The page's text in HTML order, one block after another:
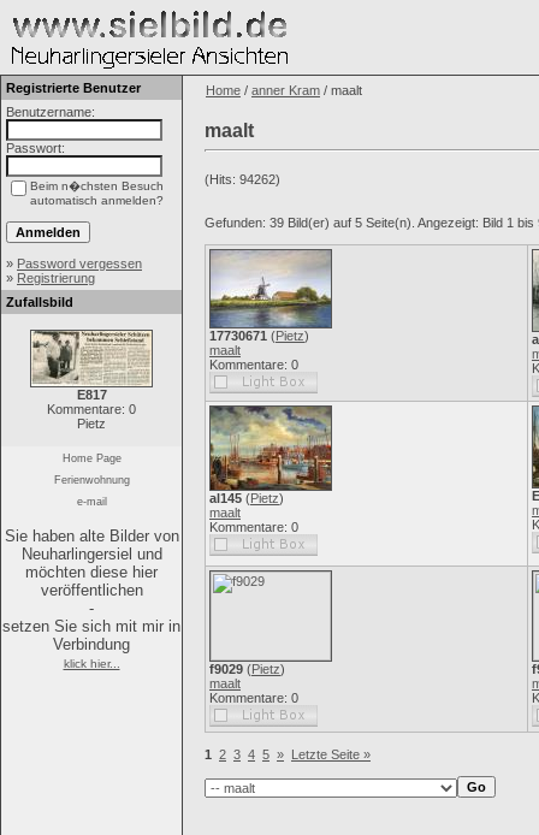
Registrierte Benutzer
Benutzername:
Passwort:
Beim n�chsten Besuch
automatisch anmelden?
» Password vergessen
» Registrierung
Zufallsbild
E817
Kommentare: 0
Pietz
Home Page
Ferienwohnung
e-mail
Sie haben alte Bilder von
Neuharlingersiel und
möchten diese hier
veröffentlichen
-
setzen Sie sich mit mir in
Verbindung
klick hier...
Home / anner Kram / maalt
maalt
(Hits: 94262)
Gefunden: 39 Bild(er) auf 5 Seite(n). Angezeigt: Bild 1 bis
17730671 (Pietz)
maalt
Kommentare: 0
al145 (Pietz)
maalt
Kommentare: 0
f9029 (Pietz)
maalt
Kommentare: 0
1 2 3 4 5 » Letzte Seite »